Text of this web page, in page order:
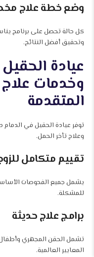
وضع خطة علاج
كل حالة تحصل على برنامج
وتحقيق أفضل النتائج.
عيادة
وخدمات
المتقدمة
توفر عيادة الحقيل في
وعلاج تأخر الحمل.
تقييم متكامل
يشمل جميع الفحوصات
للمشكلة.
برامج علاج حديثة
تشمل الحقن المجهري وأطفال
المعايير العالمية.